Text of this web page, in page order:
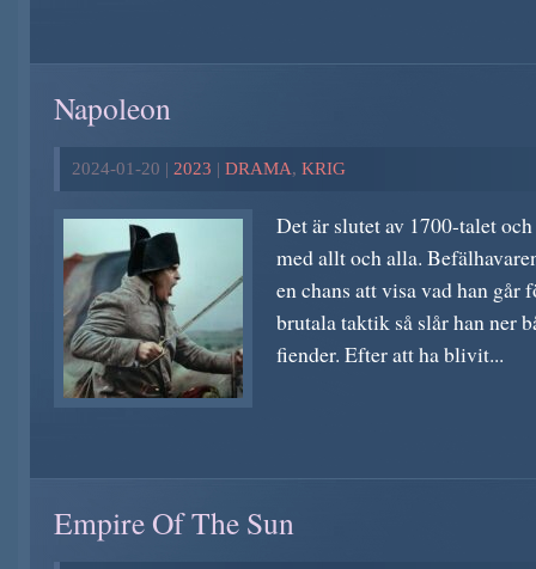
Napoleon
2024-01-20 | 2023 | DRAMA, KRIG
Det är slutet av 1700-talet
med allt och alla.
en chans att visa vad han går
brutala taktik så slår han ner
fiender. Efter att ha blivit...
Empire Of The Sun